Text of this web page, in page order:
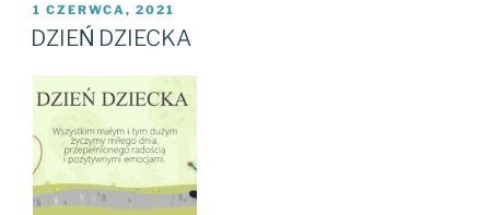
OPUBLIKOWANE
W
1 CZERWCA, 2021
DZIEŃ DZIECKA